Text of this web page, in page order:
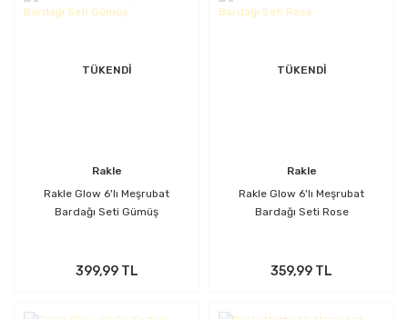
TÜKENDİ
Rakle
Rakle Glow 6'lı Meşrubat
Bardağı Seti Gümüş
399,99 TL
TÜKENDİ
Rakle
Rakle Glow 6'lı Meşrubat
Bardağı Seti Rose
359,99 TL